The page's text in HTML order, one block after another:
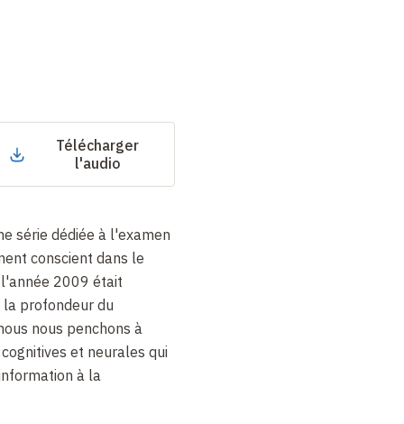
Télécharger
l'audio
série dédiée à l'examen
conscient dans le
2009 était
profondeur du
nous penchons à
et neurales qui
à la